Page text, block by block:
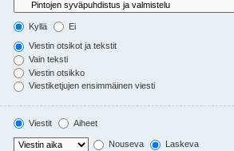
Kyllä Ei
Viestin otsikot ja tekstit
Vain teksti
Viestin otsikko
Viestiketjujen ensimmäinen viesti
Viestit Aiheet
Nouseva Laskeva